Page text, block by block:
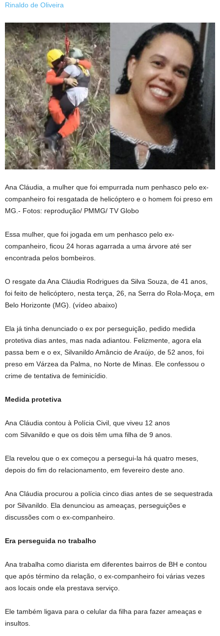
Rinaldo de Oliveira
Ana Cláudia, a mulher que foi empurrada num penhasco pelo ex-
companheiro foi resgatada de helicóptero e o homem foi preso em
MG.- Fotos: reprodução/ PMMG/ TV Globo
Essa mulher, que foi jogada em um penhasco pelo ex-
companheiro, ficou 24 horas agarrada a uma árvore até ser
encontrada pelos bombeiros.
O resgate da Ana Cláudia Rodrigues da Silva Souza, de 41 anos,
foi feito de helicóptero, nesta terça, 26, na Serra do Rola-Moça, em
Belo Horizonte (MG). (vídeo abaixo)
Ela já tinha denunciado o ex por perseguição, pedido medida
protetiva dias antes, mas nada adiantou. Felizmente, agora ela
passa bem e o ex, Silvanildo Amâncio de Araújo, de 52 anos, foi
preso em Várzea da Palma, no Norte de Minas. Ele confessou o
crime de tentativa de feminicídio.
Medida protetiva
Ana Cláudia contou à Polícia Civil, que viveu 12 anos
com Silvanildo e que os dois têm uma filha de 9 anos.
Ela revelou que o ex começou a persegui-la há quatro meses,
depois do fim do relacionamento, em fevereiro deste ano.
Ana Cláudia procurou a polícia cinco dias antes de se sequestrada
por Silvanildo. Ela denunciou as ameaças, perseguições e
discussões com o ex-companheiro.
Era perseguida no trabalho
Ana trabalha como diarista em diferentes bairros de BH e contou
que após término da relação, o ex-companheiro foi várias vezes
aos locais onde ela prestava serviço.
Ele também ligava para o celular da filha para fazer ameaças e
insultos.